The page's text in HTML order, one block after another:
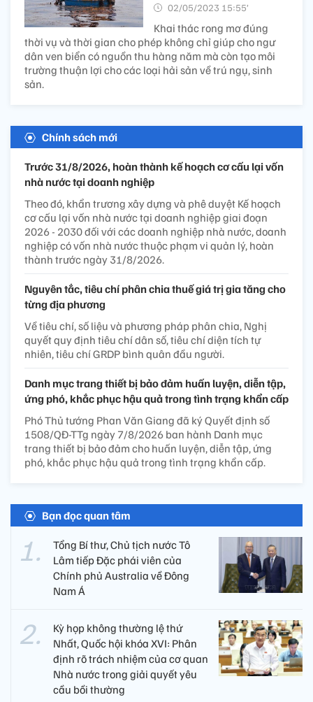
02/05/2023 15:55’
Khai thác rong mơ đúng
thời vụ và thời gian cho phép không chỉ giúp cho ngư
dân ven biển có nguồn thu hàng năm mà còn tạo môi
trường thuận lợi cho các loại hải sản về trú ngụ, sinh
sản.
Chính sách mới
Trước 31/8/2026, hoàn thành kế hoạch cơ cấu lại vốn
nhà nước tại doanh nghiệp
Theo đó, khẩn trương xây dựng và phê duyệt Kế hoạch
cơ cấu lại vốn nhà nước tại doanh nghiệp giai đoạn
2026 - 2030 đối với các doanh nghiệp nhà nước, doanh
nghiệp có vốn nhà nước thuộc phạm vi quản lý, hoàn
thành trước ngày 31/8/2026.
Nguyên tắc, tiêu chí phân chia thuế giá trị gia tăng cho
từng địa phương
Về tiêu chí, số liệu và phương pháp phân chia, Nghị
quyết quy định tiêu chí dân số, tiêu chí diện tích tự
nhiên, tiêu chí GRDP bình quân đầu người.
Danh mục trang thiết bị bảo đảm huấn luyện, diễn tập,
ứng phó, khắc phục hậu quả trong tình trạng khẩn cấp
Phó Thủ tướng Phan Văn Giang đã ký Quyết định số
1508/QĐ-TTg ngày 7/8/2026 ban hành Danh mục
trang thiết bị bảo đảm cho huấn luyện, diễn tập, ứng
phó, khắc phục hậu quả trong tình trạng khẩn cấp.
Bạn đọc quan tâm
Tổng Bí thư, Chủ tịch nước Tô
Lâm tiếp Đặc phái viên của
Chính phủ Australia về Đông
Nam Á
Kỳ họp không thường lệ thứ
Nhất, Quốc hội khóa XVI: Phân
định rõ trách nhiệm của cơ quan
Nhà nước trong giải quyết yêu
cầu bồi thường